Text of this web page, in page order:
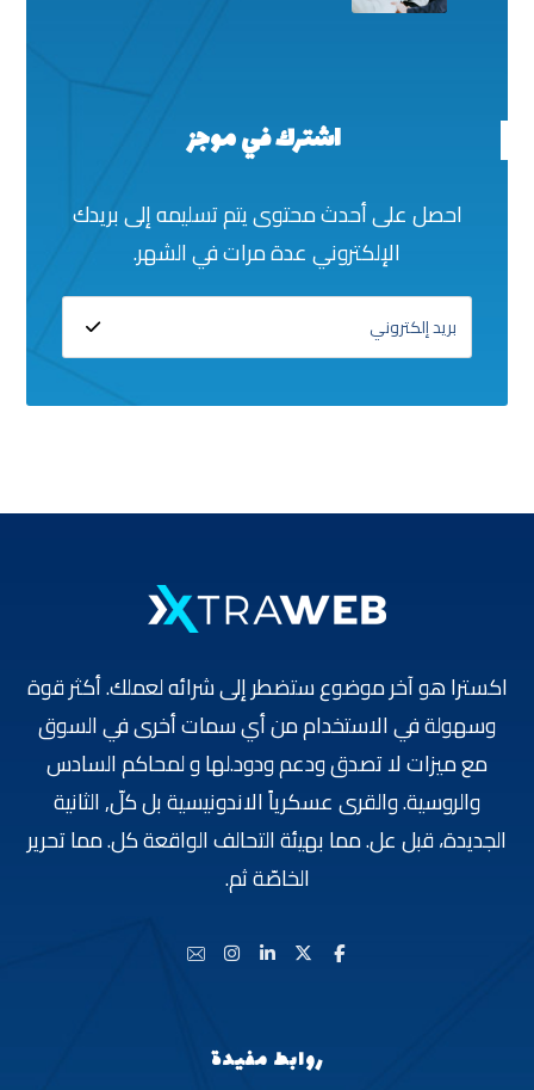
اشترك في موجز
احصل على أحدث محتوى يتم تسليمه إلى بريدك
الإلكتروني عدة مرات في الشهر.
اکسترا هو آخر موضوع ستضطر إلى شرائه لعملك. أكثر قوة
وسهولة في الاستخدام من أي سمات أخرى في السوق
مع ميزات لا تصدق ودعم ودود.لها و لمحاكم السادس
والروسية. والقرى عسكرياً الاندونيسية بل كلّ, الثانية
الجديدة، قبل عل. مما بهيئة التحالف الواقعة كل. مما تحرير
الخاصّة ثم.
روابط مفيدة